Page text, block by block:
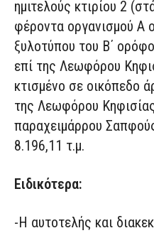
ημιτελούς κτιρίου 2
φέροντα οργανισμού Α
ξυλοτύπου του Β΄
επί της Λεωφόρου
κτισμένο σε οικόπεδο
της Λεωφόρου
παραχειμάρρου
8.196,11 τ.μ.
Ειδικότερα:
-Η αυτοτελής και